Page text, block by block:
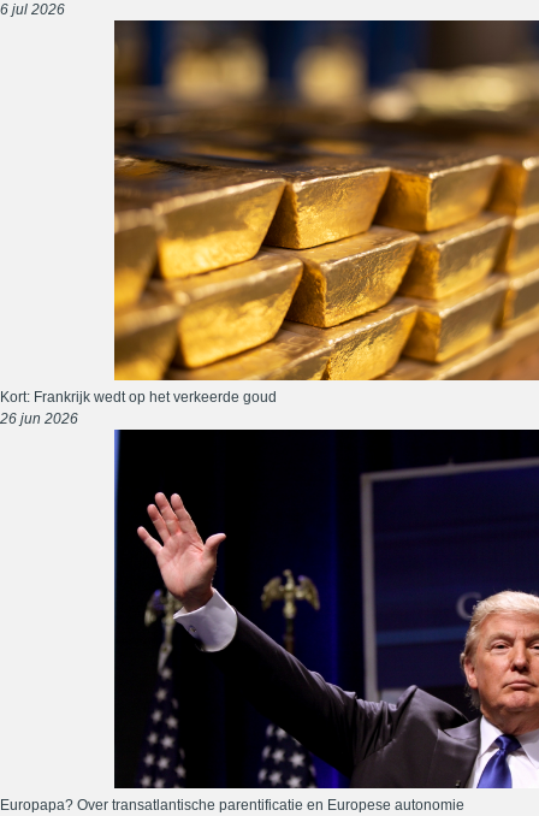
6 jul 2026
Kort: Frankrijk wedt op het verkeerde goud
26 jun 2026
Europapa? Over transatlantische parentificatie en Europese autonomie